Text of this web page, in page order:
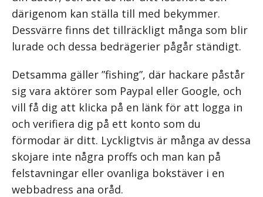
därigenom kan ställa till med bekymmer.
Dessvärre finns det tillräckligt många som blir
lurade och dessa bedrägerier pågår ständigt.
Detsamma gäller ”fishing”, där hackare påstår
sig vara aktörer som Paypal eller Google, och
vill få dig att klicka på en länk för att logga in
och verifiera dig på ett konto som du
förmodar är ditt. Lyckligtvis är många av dessa
skojare inte några proffs och man kan på
felstavningar eller ovanliga bokstäver i en
webbadress ana oråd.